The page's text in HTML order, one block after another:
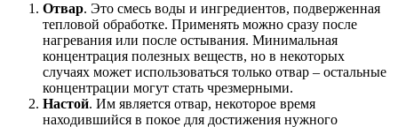
Отвар. Это смесь воды и ингредиентов, подверженная
тепловой обработке. Применять можно сразу после
нагревания или после остывания. Минимальная
концентрация полезных веществ, но в некоторых
случаях может использоваться только отвар – остальные
концентрации могут стать чрезмерными.
Настой. Им является отвар, некоторое время
находившийся в покое для достижения нужного